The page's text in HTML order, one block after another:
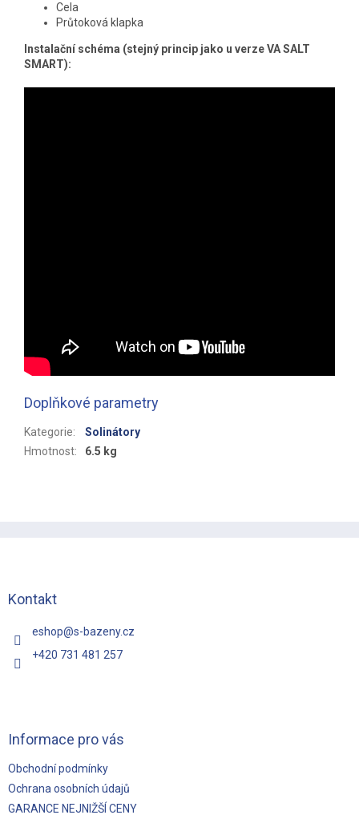
Cela
Průtoková klapka
Instalační schéma (stejný princip jako u verze VA SALT
SMART):
Doplňkové parametry
Kategorie:
Solinátory
Hmotnost: 6.5 kg
Kontakt
eshop@s-bazeny.cz
+420 731 481 257
Informace pro vás
Obchodní podmínky
Ochrana osobních údajů
GARANCE NEJNIŽŠÍ CENY